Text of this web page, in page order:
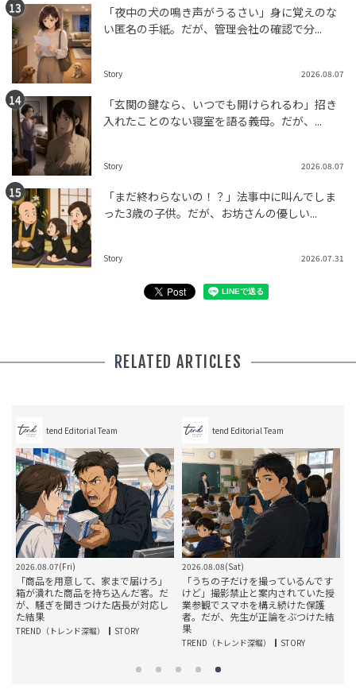
「夜中の犬の鳴き声がうるさい」身に覚えのな
い匿名の手紙。だが、管理会社の確認で分...
Story 2026.08.07
「玄関の鍵なら、いつでも開けられるわ」招き
入れたことのない寝室を語る義母。だが、...
Story 2026.08.07
「まだ終わらないの！？」法事中に叫んでしま
った3歳の子供。だが、お坊さんの優しい...
Story 2026.07.31
RELATED ARTICLES
tend Editorial Team
2026.08.07(Fri)
「商品を用意して、家まで届けろ」
箱が潰れた商品を持ち込んだ客。だ
が、騒ぎを聞きつけた店長が対応し
た結果
TREND（トレンド深堀） STORY
tend Editorial Team
2026.08.08(Sat)
「うちの子だけを撮っているんです
けど」撮影禁止と案内されていた授
業参観でスマホを構え続けた保護
者。だが、先生が正論をぶつけた結
果
TREND（トレンド深堀） STORY